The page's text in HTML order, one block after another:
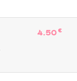
4.50 €